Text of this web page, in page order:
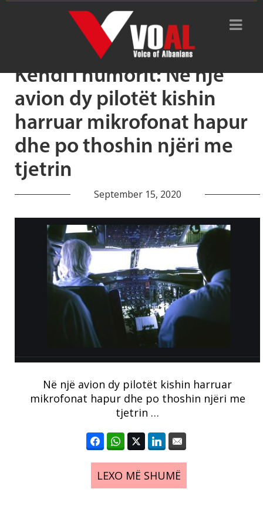
Tag Archive: pilotet
Këndi i humorit: Në një
avion dy pilotët kishin
harruar mikrofonat hapur
dhe po thoshin njëri me
tjetrin
September 15, 2020
Në një avion dy pilotët kishin harruar
mikrofonat hapur dhe po thoshin njëri me
tjetrin …
LEXO MË SHUMË